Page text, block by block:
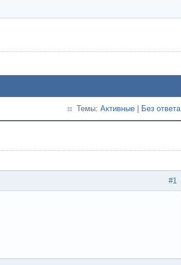
Темы: Активные Без ответа
#1